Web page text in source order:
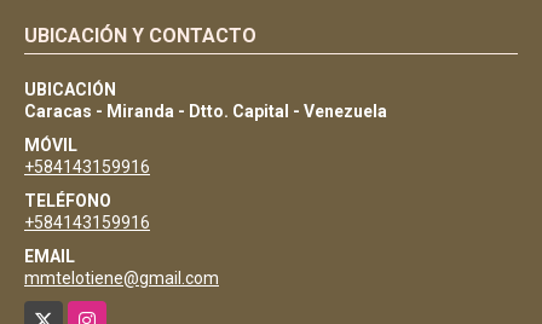
UBICACIÓN Y CONTACTO
UBICACIÓN
Caracas - Miranda - Dtto. Capital - Venezuela
MÓVIL
+584143159916
TELÉFONO
+584143159916
EMAIL
mmtelotiene@gmail.com
Instagram